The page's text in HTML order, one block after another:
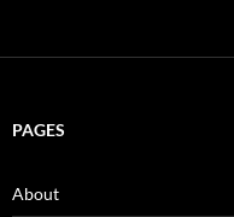
PAGES
About